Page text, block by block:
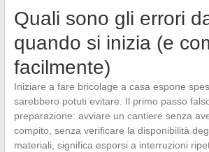
Quali sono gli errori
quando si inizia (e
facilmente)
Iniziare a fare bricolage a casa espone
sarebbero potuti evitare. Il primo passo
preparazione: avviare un cantiere senza
compito, senza verificare la disponibilità
materiali, significa esporsi a interruzioni